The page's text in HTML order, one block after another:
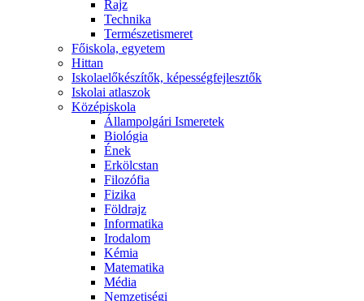
Rajz
Technika
Természetismeret
Főiskola, egyetem
Hittan
Iskolaelőkészítők, képességfejlesztők
Iskolai atlaszok
Középiskola
Állampolgári Ismeretek
Biológia
Ének
Erkölcstan
Filozófia
Fizika
Földrajz
Informatika
Irodalom
Kémia
Matematika
Média
Nemzetiségi